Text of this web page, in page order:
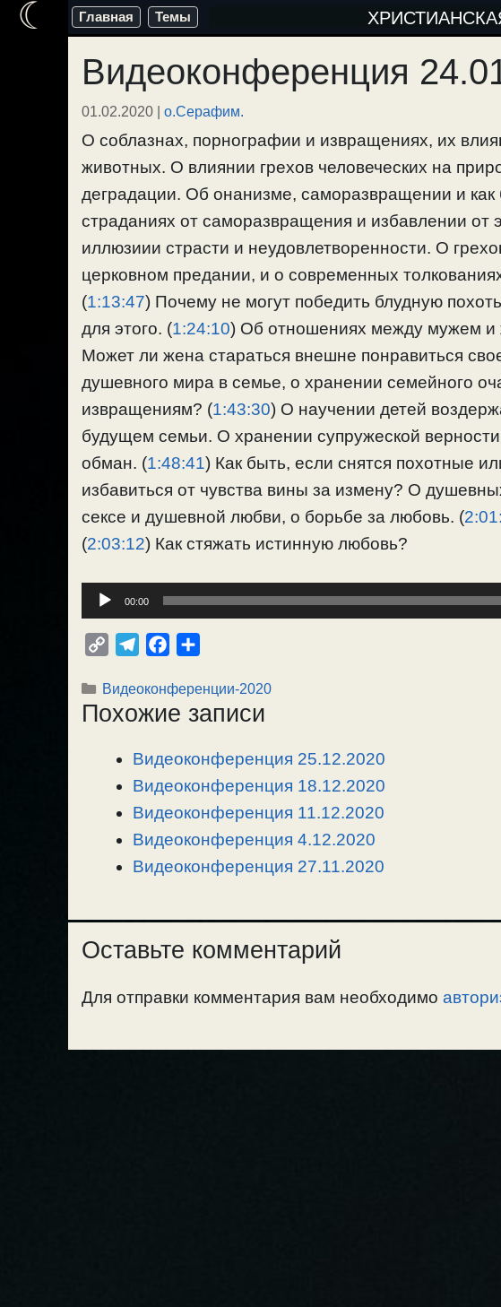
Перейти
содержимому
Главная Темы
Видеоконференция
01.02.2020 | о.Серафим.
О соблазнах, порнографии и извращениях, их
животных. О влиянии грехов человеческих на
деградации. Об онанизме, саморазвращении и
страданиях от саморазвращения и избавлении от
иллюзиии страсти и неудовлетворенности. О
церковном предании, и о современных
(1:13:47) Почему не могут победить блудную
для этого. (1:24:10) Об отношениях между мужем и
Может ли жена стараться внешне понравиться
душевного мира в семье, о хранении семейного
извращениям? (1:43:30) О научении детей
будущем семьи. О хранении супружеской
обман. (1:48:41) Как быть, если снятся похотные
избавиться от чувства вины за измену? О
сексе и душевной любви, о борьбе за любовь. (
(2:03:12) Как стяжать истинную любовь?
Аудиоплеер
00:00
p
y
l
e
r
a
m
c
e
o
o
k
п
р
в
и
т
Рубрики
Видеоконференции-2020
Похожие записи
Видеоконференция 25.12.2020
Видеоконференция 18.12.2020
Видеоконференция 11.12.2020
Видеоконференция 4.12.2020
Видеоконференция 27.11.2020
Оставьте комментарий
Для отправки комментария вам необходимо
☾